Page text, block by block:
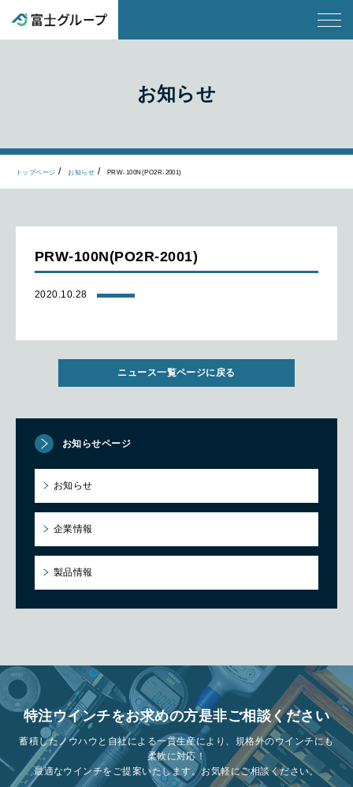
お知らせ
トップページ お知らせ PRW-100N(PO2R-2001)
PRW-100N(PO2R-2001)
2020.10.28
ニュース一覧ページに戻る
お知らせページ
お知らせ
企業情報
製品情報
特注ウインチをお求めの方是非ご相談ください
蓄積したノウハウと自社による一貫生産により、規格外のウインチにも
柔軟に対応！
最適なウインチをご提案いたします。お気軽にご相談ください。